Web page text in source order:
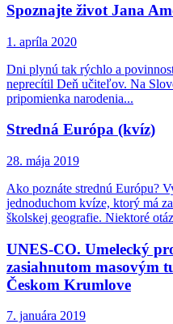
Spoznajte život Jana
1. apríla 2020
Dni plynú tak rýchlo a
neprecítil Deň učiteľov. Na
pripomienka narodenia...
Stredná Európa (kvíz)
28. mája 2019
Ako poznáte strednú Európu?
jednoduchom kvíze, ktorý má
školskej geografie. Niektoré
UNES-CO. Umelecký
zasiahnutom masovým
Českom Krumlove
7. januára 2019